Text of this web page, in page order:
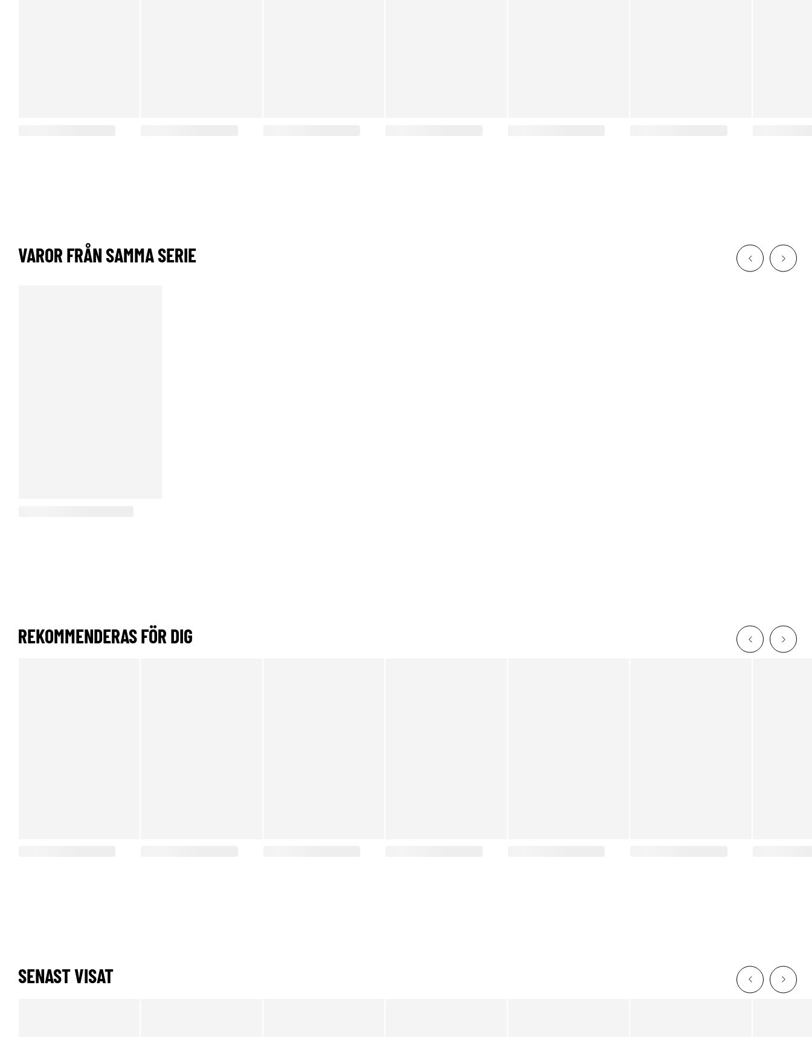
VAROR FRÅN SAMMA SERIE
REKOMMENDERAS FÖR DIG
SENAST VISAT